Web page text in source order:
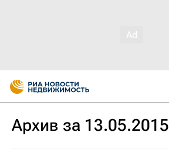
Архив за 13.05.2015